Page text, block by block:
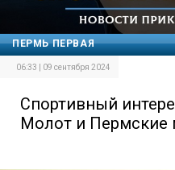
ПЕРМЬ ПЕРВАЯ
06:33 | 09 сентября 2024
Спортивный
Молот и Пермские